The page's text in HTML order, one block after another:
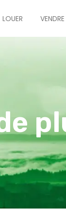
LOUER VENDRE